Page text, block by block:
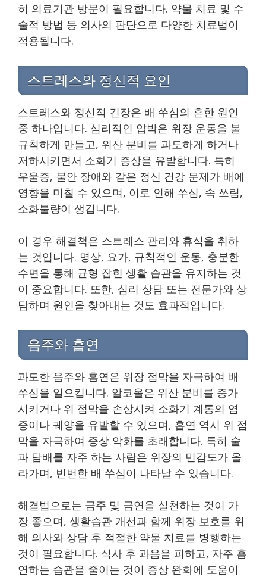
히 의료기관 방문이 필요합니다. 약물 치료 및 수
술적 방법 등 의사의 판단으로 다양한 치료법이
적용됩니다.
스트레스와 정신적 요인
스트레스와 정신적 긴장은 배 쑤심의 흔한 원인
중 하나입니다. 심리적인 압박은 위장 운동을 불
규칙하게 만들고, 위산 분비를 과도하게 하거나
저하시키면서 소화기 증상을 유발합니다. 특히
우울증, 불안 장애와 같은 정신 건강 문제가 배에
영향을 미칠 수 있으며, 이로 인해 쑤심, 속 쓰림,
소화불량이 생깁니다.
이 경우 해결책은 스트레스 관리와 휴식을 취하
는 것입니다. 명상, 요가, 규칙적인 운동, 충분한
수면을 통해 균형 잡힌 생활 습관을 유지하는 것
이 중요합니다. 또한, 심리 상담 또는 전문가와 상
담하며 원인을 찾아내는 것도 효과적입니다.
음주와 흡연
과도한 음주와 흡연은 위장 점막을 자극하여 배
쑤심을 일으킵니다. 알코올은 위산 분비를 증가
시키거나 위 점막을 손상시켜 소화기 계통의 염
증이나 궤양을 유발할 수 있으며, 흡연 역시 위 점
막을 자극하여 증상 악화를 초래합니다. 특히 술
과 담배를 자주 하는 사람은 위장의 민감도가 올
라가며, 빈번한 배 쑤심이 나타날 수 있습니다.
해결법으로는 금주 및 금연을 실천하는 것이 가
장 좋으며, 생활습관 개선과 함께 위장 보호를 위
해 의사와 상담 후 적절한 약물 치료를 병행하는
것이 필요합니다. 식사 후 과음을 피하고, 자주 흡
연하는 습관을 줄이는 것이 증상 완화에 도움이